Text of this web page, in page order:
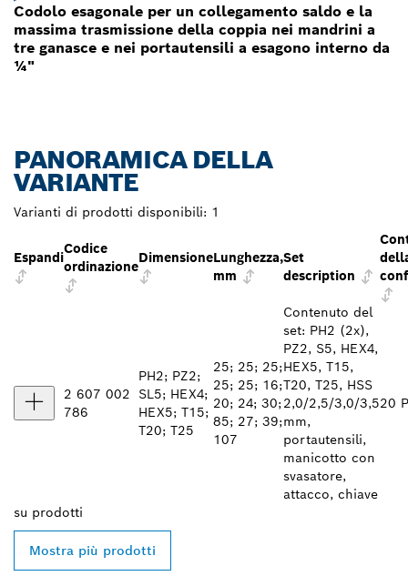
Codolo esagonale per un collegamento saldo e la
massima trasmissione della coppia nei mandrini a
tre ganasce e nei portautensili a esagono interno da
¼"
PANORAMICA DELLA
VARIANTE
Varianti di prodotti disponibili: 1
Espandi
Codice
ordinazione
DimensioneLunghezza,
mm
Set
description
2 607 002
786
PH2; PZ2;
SL5; HEX4;
HEX5; T15;
T20; T25
25; 25; 25;
25; 25; 16;
20; 24; 30;
85; 27; 39;
107
Contenuto del
set: PH2 (2x),
PZ2, S5, HEX4,
HEX5, T15,
T20, T25, HSS
2,0/2,5/3,0/3,5
mm,
portautensili,
manicotto con
svasatore,
attacco, chiave
20
su prodotti
Mostra più prodotti